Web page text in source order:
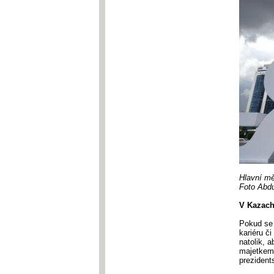
Hlavní
Foto
V
Pokud
kariéru
natolik,